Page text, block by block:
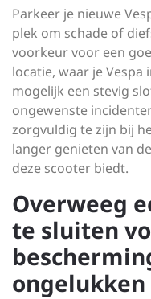
Parkeer je nieuwe
plek om schade of
voorkeur voor een
locatie, waar je
mogelijk een stevig
ongewenste
zorgvuldig te zijn bij
langer genieten van
deze scooter biedt.
Overweeg
te sluiten
ongelukken